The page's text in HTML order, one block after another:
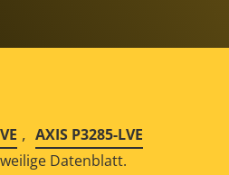
, AXIS P3285-LVE
Datenblatt.